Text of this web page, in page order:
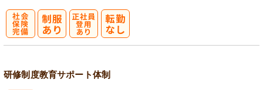
研修制度教育サポート体制